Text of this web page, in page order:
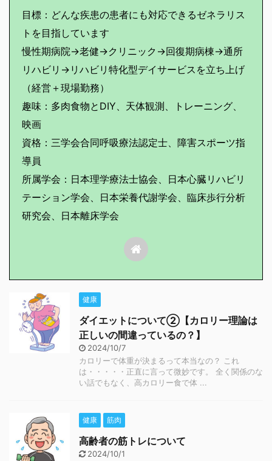
目標：どんな疾患の患者にも対応できるゼネラリス
トを目指しています
慢性期病院→老健→クリニック→回復期病棟→通所
リハビリ→リハビリ特化型デイサービスを立ち上げ
（経営＋現場勤務）
趣味：多肉食物とDIY、天体観測、トレーニング、
映画
資格：三学会合同呼吸療法認定士、障害スポーツ指
導員
所属学会：日本理学療法士協会、日本心臓リハビリ
テーション学会、日本栄養代謝学会、臨床歩行分析
研究会、日本離床学会
健康
ダイエットについて②【カロリー理論は
正しいの間違っているの？】
2024/10/7
カロリーで体重が決まるって本当なの？ これ
は・・・・・正直に言って微妙です。 全く関係のな
い話でもなく、高カロリー食で体 ...
健康 筋肉
高齢者の筋トレについて
2024/10/1